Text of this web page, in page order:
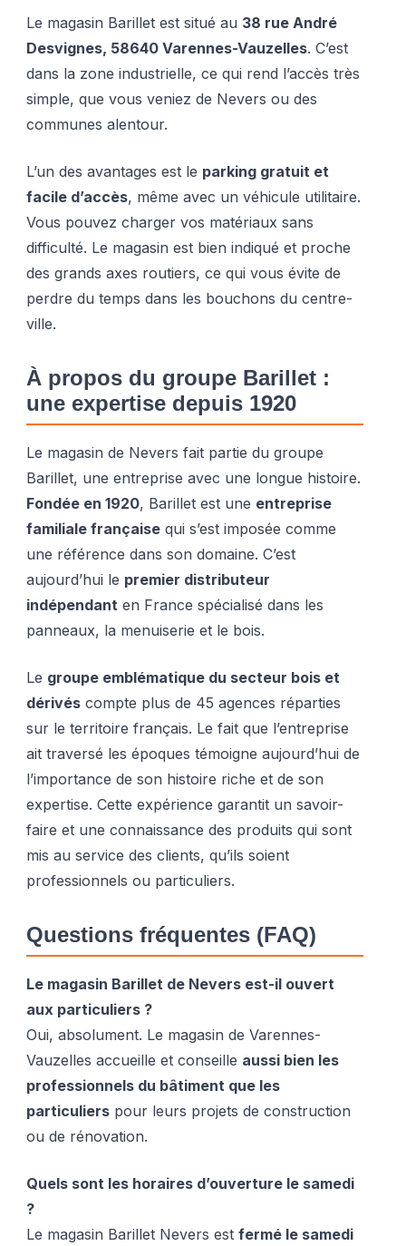
Le magasin Barillet est situé au 38 rue André
Desvignes, 58640 Varennes-Vauzelles. C’est
dans la zone industrielle, ce qui rend l’accès très
simple, que vous veniez de Nevers ou des
communes alentour.
L’un des avantages est le parking gratuit et
facile d’accès, même avec un véhicule utilitaire.
Vous pouvez charger vos matériaux sans
difficulté. Le magasin est bien indiqué et proche
des grands axes routiers, ce qui vous évite de
perdre du temps dans les bouchons du centre-
ville.
À propos du groupe Barillet :
une expertise depuis 1920
Le magasin de Nevers fait partie du groupe
Barillet, une entreprise avec une longue histoire.
Fondée en 1920, Barillet est une entreprise
familiale française qui s’est imposée comme
une référence dans son domaine. C’est
aujourd’hui le premier distributeur
indépendant en France spécialisé dans les
panneaux, la menuiserie et le bois.
Le groupe emblématique du secteur bois et
dérivés compte plus de 45 agences réparties
sur le territoire français. Le fait que l’entreprise
ait traversé les époques témoigne aujourd’hui de
l’importance de son histoire riche et de son
expertise. Cette expérience garantit un savoir-
faire et une connaissance des produits qui sont
mis au service des clients, qu’ils soient
professionnels ou particuliers.
Questions fréquentes (FAQ)
Le magasin Barillet de Nevers est-il ouvert
aux particuliers ?
Oui, absolument. Le magasin de Varennes-
Vauzelles accueille et conseille aussi bien les
professionnels du bâtiment que les
particuliers pour leurs projets de construction
ou de rénovation.
Quels sont les horaires d’ouverture le samedi
?
Le magasin Barillet Nevers estfermé le samedi